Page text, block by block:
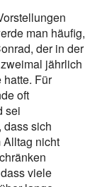
man häufig,
der in der
jährlich
Für
oft
sei
dass sich
Alltag nicht
viele